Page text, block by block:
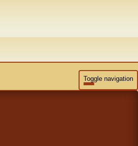
Toggle navigation